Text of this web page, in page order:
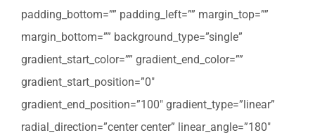
padding_bottom=”” padding_left=”” margin_top=””
margin_bottom=”” background_type=”single”
gradient_start_color=”” gradient_end_color=””
gradient_start_position=”0″
gradient_end_position=”100″ gradient_type=”linear”
radial_direction=”center center” linear_angle=”180″